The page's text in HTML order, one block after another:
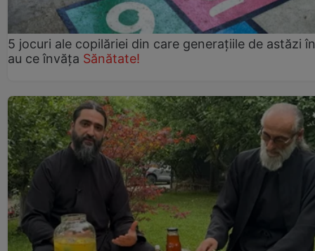
5 jocuri ale copilăriei din care generațiile de astăzi
au ce învăța Sănătate!